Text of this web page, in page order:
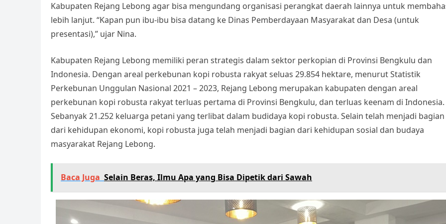
Kabupaten Rejang Lebong agar bisa mengundang organisasi perangkat daerah lainnya untuk
lebih lanjut. “Kapan pun ibu-ibu bisa datang ke Dinas Pemberdayaan Masyarakat dan Desa (untuk
presentasi),” ujar Nina.
Kabupaten Rejang Lebong memiliki peran strategis dalam sektor perkopian di Provinsi Bengkulu dan
Indonesia. Dengan areal perkebunan kopi robusta rakyat seluas 29.854 hektare, menurut Statistik
Perkebunan Unggulan Nasional 2021 – 2023, Rejang Lebong merupakan kabupaten dengan areal
perkebunan kopi robusta rakyat terluas pertama di Provinsi Bengkulu, dan terluas keenam di Indonesia.
Sebanyak 21.252 keluarga petani yang terlibat dalam budidaya kopi robusta. Selain telah menjadi bagian
dari kehidupan ekonomi, kopi robusta juga telah menjadi bagian dari kehidupan sosial dan budaya
masyarakat Rejang Lebong.
Baca Juga Selain Beras, Ilmu Apa yang Bisa Dipetik dari Sawah